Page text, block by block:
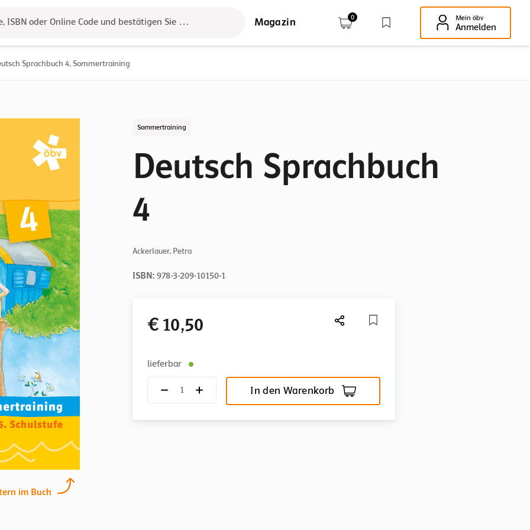
ISBN oder Online Code und bestätigen Sie das Ergebnis mit der Enter-Taste!
Magazin 0 Mein öbv
Anmelden
Sprachbuch 4, Sommertraining
im Buch
Sommertraining
Deutsch Sprachbuch
4
Ackerlauer, Petra
ISBN: 978-3-209-10150-1
€ 10,50
lieferbar
In den Warenkorb